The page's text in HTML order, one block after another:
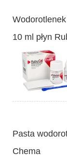
10 ml płyn
Pasta
Chema